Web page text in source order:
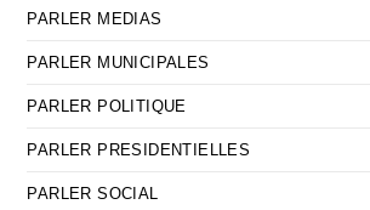
PARLER MEDIAS
PARLER MUNICIPALES
PARLER POLITIQUE
PARLER PRESIDENTIELLES
PARLER SOCIAL